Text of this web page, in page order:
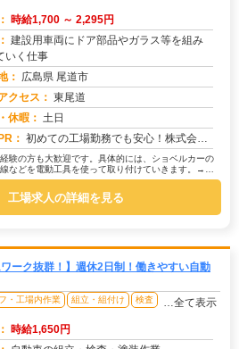
時給1,700 ～ 2,295円
建設用車両にドア部品やガラス等を組み
いく仕事
： 広島県 尾道市
クセス： 東尾道
休暇： 土日
： 初めての工場勤務でも安心！株式会社京栄センターで新しい一歩を踏み出してみませんか？→ 毎月100名以上の方が採用さ...
験の方も大歓迎です。具体的には、ショベルカーの
などを電動工具を使って取り付けていきます。→
...
工場求人の詳細を見る
ーク抜群！】週休2日制！働きやすい自動
・工場内作業 組立・組付け 検査 …全て表示
時給1,650円